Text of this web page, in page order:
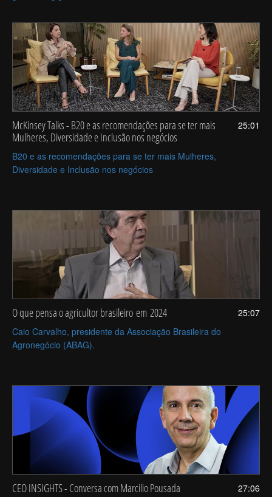
25:01
McKinsey Talks - B20 e as recomendações para se ter mais
Mulheres, Diversidade e Inclusão nos negócios
B20 e as recomendações para se ter mais Mulheres,
Diversidade e Inclusão nos negócios
25:07
O que pensa o agricultor brasileiro em 2024
Caio Carvalho, presidente da Associação Brasileira do
Agronegócio (ABAG).
27:06
CEO INSIGHTS - Conversa com Marcilio Pousada